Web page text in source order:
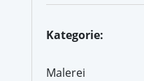
Kategorie:
Malerei